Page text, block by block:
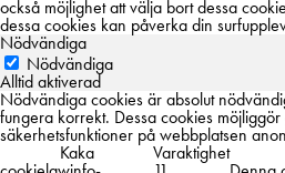
också möjlighet att välja bort dessa
dessa cookies kan påverka din
Nödvändiga
Nödvändiga
Alltid aktiverad
Nödvändiga cookies är absolut
fungera korrekt. Dessa cookies
säkerhetsfunktioner på webbplatsen
Kaka Varaktighet